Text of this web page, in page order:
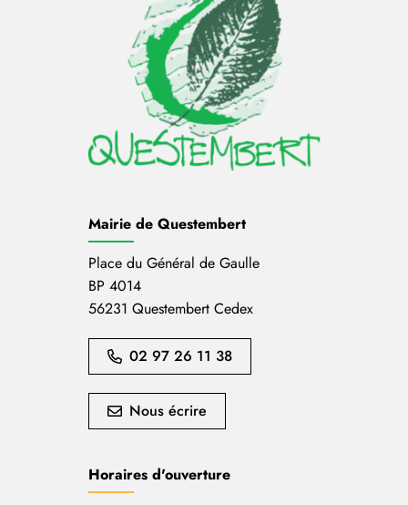
Mairie de Questembert
Place du Général de Gaulle
BP 4014
56231 Questembert Cedex
02 97 26 11 38
Nous écrire
Horaires d'ouverture